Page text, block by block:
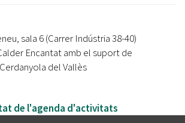
sala 6 (Carrer Indústria 38-40)
Encantat amb el suport de
del Vallès
de l'agenda d'activitats